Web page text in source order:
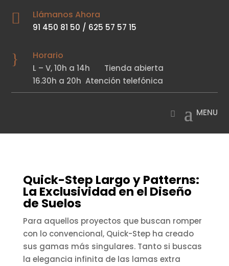
 Llámanos Ahora
91 450 81 50 / 625 57 57 15
} Horario
L – V,10h a 14h Tienda abierta
16.30h a 20hAtención telefónica
Quick-Step Largo y Patterns:
La Exclusividad en el Diseño
de Suelos
Para aquellos proyectos que buscan romper
con lo convencional, Quick-Step ha creado
sus gamas más singulares. Tanto si buscas
la elegancia infinita de las lamas extra